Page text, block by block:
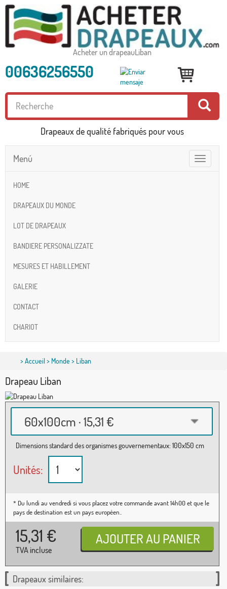
Acheter un drapeauLiban
00636256550
Drapeaux de qualité fabriqués pour vous
Toggle
navigation
Menú
HOME
DRAPEAUX DU MONDE
LOT DE DRAPEAUX
BANDIERE PERSONALIZZATE
MESURES ET HABILLEMENT
GALERIE
CONTACT
CHARIOT
>Accueil> Monde > Liban
Drapeau Liban
60x100cm · 15,31 €
Dimensions standard des organismes gouvernementaux: 100x150 cm
Unités:
* Du lundi au vendredi si vous placez votre commande avant 14h00 et que le
pays de destination est un pays européen..
15,31 €
TVA incluse
Drapeaux similaires: